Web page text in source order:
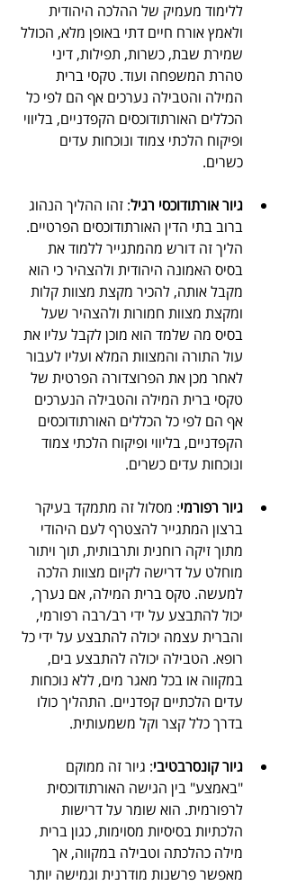
ללימוד מעמיק של ההלכה היהודית
ולאמץ אורח חיים דתי באופן מלא, הכולל
שמירת שבת, כשרות, תפילות, דיני
טהרת המשפחה ועוד. טקסי ברית
המילה והטבילה נערכים אף הם לפי כל
הכללים האורתודוכסים הקפדניים, בליווי
ופיקוח הלכתי צמוד ונוכחות עדים
כשרים.
גיור אורתודוכסי רגיל: זהו ההליך הנהוג
ברוב בתי הדין האורתודוכסים הפרטיים.
הליך זה דורש מהמתגייר ללמוד את
בסיס האמונה היהודית ולהצהיר כי הוא
מקבל אותה, להכיר מקצת מצוות קלות
ומקצת מצוות חמורות ולהצהיר שעל
בסיס מה שלמד הוא מוכן לקבל עליו את
עול התורה והמצוות המלא ועליו לעבור
לאחר מכן את הפרוצדורה הפרטית של
טקסי ברית המילה והטבילה הנערכים
אף הם לפי כל הכללים האורתודוכסים
הקפדניים, בליווי ופיקוח הלכתי צמוד
ונוכחות עדים כשרים.
גיור רפורמי: מסלול זה מתמקד בעיקר
ברצון המתגייר להצטרף לעם היהודי
מתוך זיקה רוחנית ותרבותית, תוך ויתור
מוחלט על דרישה לקיום מצוות הלכה
למעשה. טקס ברית המילה, אם נערך,
יכול להתבצע על ידי רב/רבה רפורמי,
והברית עצמה יכולה להתבצע על ידי כל
רופא. הטבילה יכולה להתבצע בים,
במקווה או בכל מאגר מים, ללא נוכחות
עדים הלכתיים קפדניים. התהליך כולו
בדרך כלל קצר וקל משמעותית.
גיור קונסרבטיבי: גיור זה ממוקם
"באמצע" בין הגישה האורתודוכסית
לרפורמית. הוא שומר על דרישות
הלכתיות בסיסיות מסוימות, כגון ברית
מילה כהלכתה וטבילה במקווה, אך
מאפשר פרשנות מודרנית וגמישה יותר